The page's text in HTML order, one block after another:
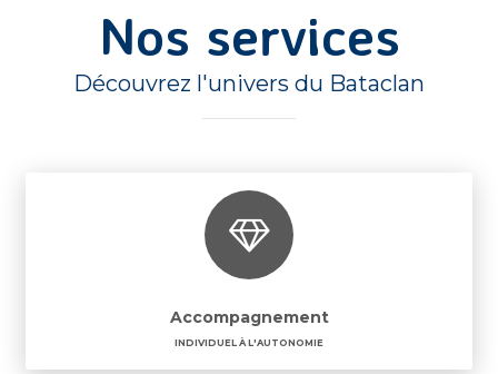
Nos services
Découvrez l'univers du Bataclan
Accompagnement
INDIVIDUEL À L'AUTONOMIE